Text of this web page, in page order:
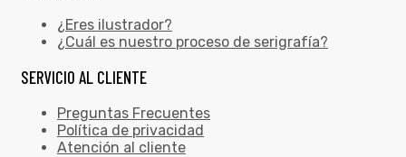
¿Eres ilustrador?
¿Cuál es nuestro proceso de serigrafía?
SERVICIO AL CLIENTE
Preguntas Frecuentes
Política de privacidad
Atención al cliente